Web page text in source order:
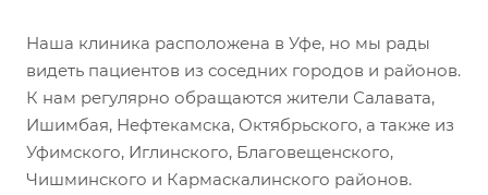
Наша клиника расположена в Уфе, но мы рады
видеть пациентов из соседних городов и районов.
К нам регулярно обращаются жители Салавата,
Ишимбая, Нефтекамска, Октябрьского, а также из
Уфимского, Иглинского, Благовещенского,
Чишминского и Кармаскалинского районов.